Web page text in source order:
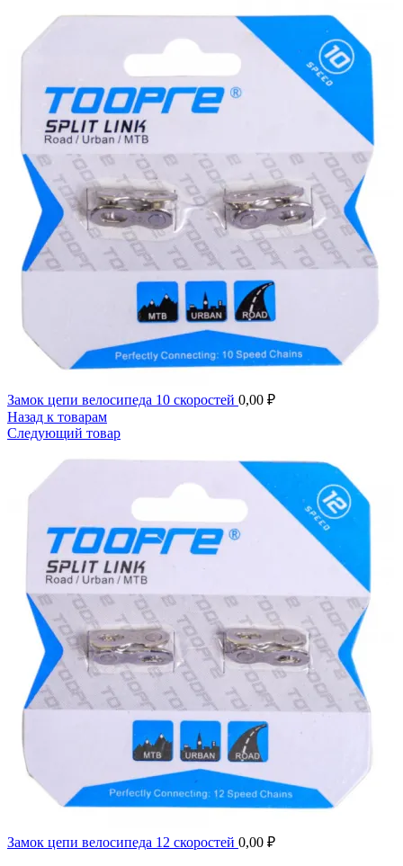
Замок цепи велосипеда 10 скоростей 0,00 ₽
Назад к товарам
Следующий товар
Замок цепи велосипеда 12 скоростей 0,00 ₽